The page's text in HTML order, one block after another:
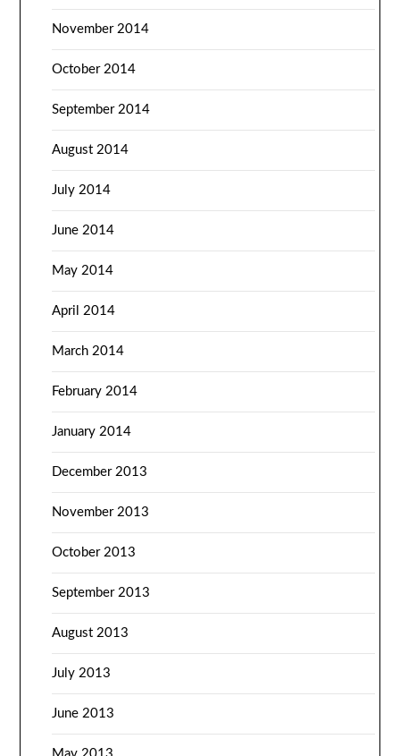
November 2014
October 2014
September 2014
August 2014
July 2014
June 2014
May 2014
April 2014
March 2014
February 2014
January 2014
December 2013
November 2013
October 2013
September 2013
August 2013
July 2013
June 2013